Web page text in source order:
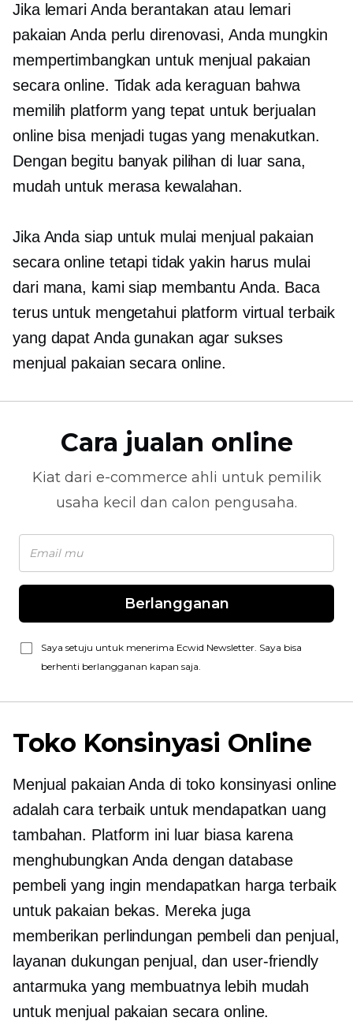
Jika lemari Anda berantakan atau lemari
pakaian Anda perlu direnovasi, Anda mungkin
mempertimbangkan untuk menjual pakaian
secara online. Tidak ada keraguan bahwa
memilih platform yang tepat untuk berjualan
online bisa menjadi tugas yang menakutkan.
Dengan begitu banyak pilihan di luar sana,
mudah untuk merasa kewalahan.
Jika Anda siap untuk mulai menjual pakaian
secara online tetapi tidak yakin harus mulai
dari mana, kami siap membantu Anda. Baca
terus untuk mengetahui platform virtual terbaik
yang dapat Anda gunakan agar sukses
menjual pakaian secara online.
Cara jualan online
Kiat dari e-commerce ahli untuk pemilik
usaha kecil dan calon pengusaha.
Berlangganan
Saya setuju untuk menerima Ecwid Newsletter. Saya bisa
berhenti berlangganan kapan saja.
Toko Konsinyasi Online
Menjual pakaian Anda di toko konsinyasi online
adalah cara terbaik untuk mendapatkan uang
tambahan. Platform ini luar biasa karena
menghubungkan Anda dengan database
pembeli yang ingin mendapatkan harga terbaik
untuk pakaian bekas. Mereka juga
memberikan perlindungan pembeli dan penjual,
layanan dukungan penjual, dan user-friendly
antarmuka yang membuatnya lebih mudah
untuk menjual pakaian secara online.